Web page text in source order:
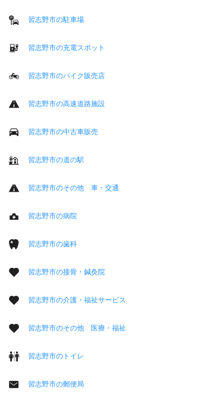
習志野市の駐車場
習志野市の充電スポット
習志野市のバイク販売店
習志野市の高速道路施設
習志野市の中古車販売
習志野市の道の駅
習志野市のその他 車・交通
習志野市の病院
習志野市の歯科
習志野市の接骨・鍼灸院
習志野市の介護・福祉サービス
習志野市のその他 医療・福祉
習志野市のトイレ
習志野市の郵便局